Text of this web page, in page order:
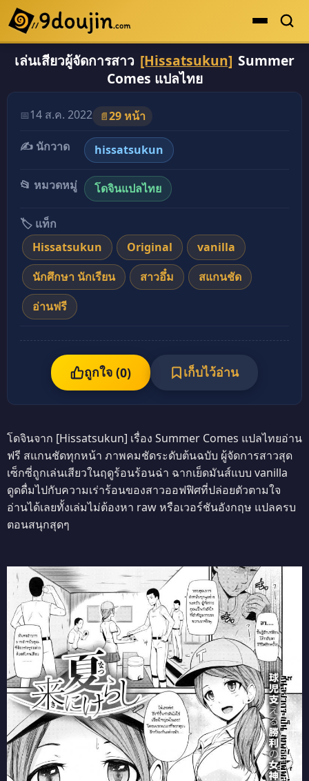
ดูเยอะสุด
คะแนนเยอะสุด
โดจินรูปสี
ระดับตำนาน
ยอดนิยม
เรื่องที่เก็บไว้
เล่นเสียวผู้จัดการสาว [Hissatsukun] Summer
Comes แปลไทย
📅14 ส.ค. 2022 📄29 หน้า
✍️ นักวาด
hissatsukun
📂 หมวดหมู่ โดจินแปลไทย
🏷️ แท็ก
Hissatsukun
Original
vanilla
นักศึกษา นักเรียน
สาวอึ๋ม
สแกนชัด
อ่านฟรี
ถูกใจ (0) เก็บไว้อ่าน
โดจินจาก [Hissatsukun] เรื่อง Summer Comes แปลไทยอ่าน
ฟรี สแกนชัดทุกหน้า ภาพคมชัดระดับต้นฉบับ ผู้จัดการสาวสุด
เซ็กซี่ถูกเล่นเสียวในฤดูร้อนร้อนฉ่า ฉากเย็ดมันส์แบบ vanilla
ดูดดื่มไปกับความเร่าร้อนของสาวออฟฟิศที่ปล่อยตัวตามใจ
อ่านได้เลยทั้งเล่มไม่ต้องหา raw หรือเวอร์ชันอังกฤษ แปลครบ
ตอนสนุกสุดๆ